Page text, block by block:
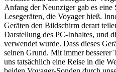
Anfang der Neunziger gab es
Lesegeräten, die Voyager hieß.
Geräten den Bildschirm derart
Darstellung des PC-Inhaltes, und
verwendet wurde. Dass dieses
seinen Grund. Mit immer
uns tatsächlich eine Reise in die